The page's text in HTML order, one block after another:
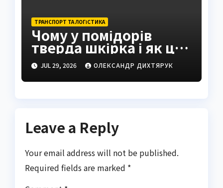
ТРАНСПОРТ ТА ЛОГІСТИКА
Чому у помідорів
тверда шкірка і як це
виправити
JUL 29, 2026 ОЛЕКСАНДР ДИХТЯРУК
Leave a Reply
Your email address will not be published.
Required fields are marked *